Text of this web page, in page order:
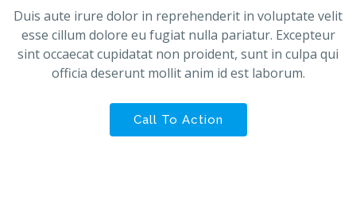
Duis aute irure dolor in reprehenderit in voluptate velit
esse cillum dolore eu fugiat nulla pariatur. Excepteur
sint occaecat cupidatat non proident, sunt in culpa qui
officia deserunt mollit anim id est laborum.
Call To Action